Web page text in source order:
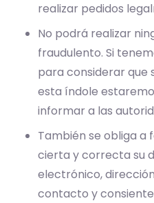
realizar pedidos
No podrá realizar
fraudulento. Si
para considerar que
esta índole
informar a las
También se obliga a
cierta y correcta su
electrónico,
contacto y